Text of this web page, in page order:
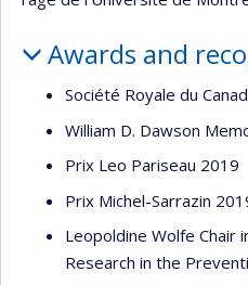
Awards and
Société Royale du
William D. Dawson
Prix Leo Pariseau 2019
Prix Michel-Sarrazin
Leopoldine Wolfe Chair
Research in the